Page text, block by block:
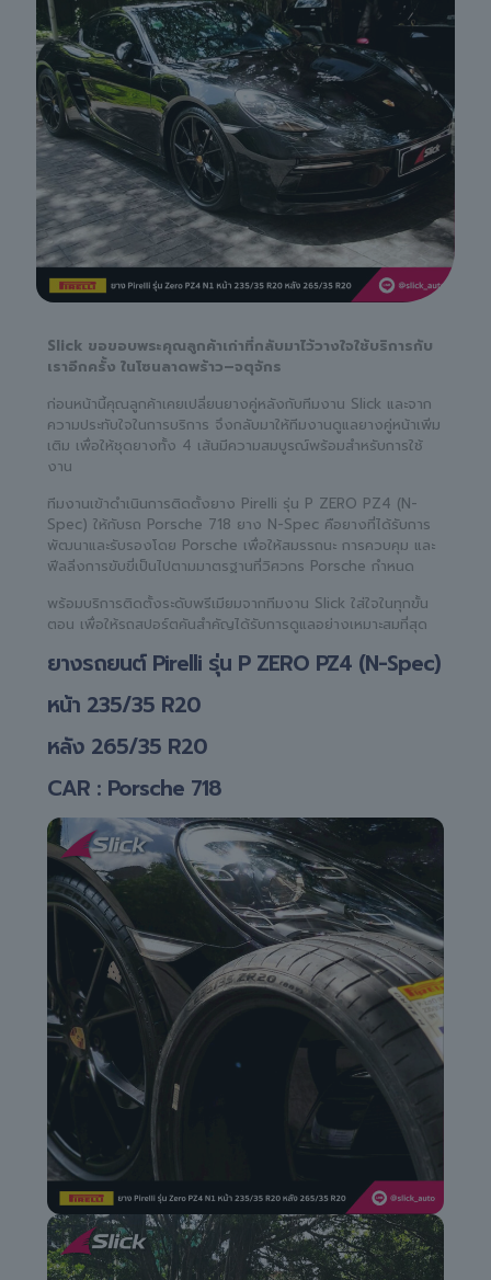
Slick ขอขอบพระคุณลูกค้าเก่าที่กลับมาไว้วางใจใช้บริการกับ
เราอีกครั้ง ในโซนลาดพร้าว–จตุจักร
ก่อนหน้านี้คุณลูกค้าเคยเปลี่ยนยางคู่หลังกับทีมงาน Slick และจาก
ความประทับใจในการบริการ จึงกลับมาให้ทีมงานดูแลยางคู่หน้าเพิ่ม
เติม เพื่อให้ชุดยางทั้ง 4 เส้นมีความสมบูรณ์พร้อมสำหรับการใช้
งาน
ทีมงานเข้าดำเนินการติดตั้งยาง Pirelli รุ่น P ZERO PZ4 (N-
Spec) ให้กับรถ Porsche 718 ยาง N-Spec คือยางที่ได้รับการ
พัฒนาและรับรองโดย Porsche เพื่อให้สมรรถนะ การควบคุม และ
ฟีลลิ่งการขับขี่เป็นไปตามมาตรฐานที่วิศวกร Porsche กำหนด
พร้อมบริการติดตั้งระดับพรีเมียมจากทีมงาน Slick ใส่ใจในทุกขั้น
ตอน เพื่อให้รถสปอร์ตคันสำคัญได้รับการดูแลอย่างเหมาะสมที่สุด
ยางรถยนต์ Pirelli รุ่น P ZERO PZ4 (N-Spec)
หน้า 235/35 R20
หลัง 265/35 R20
CAR : Porsche 718